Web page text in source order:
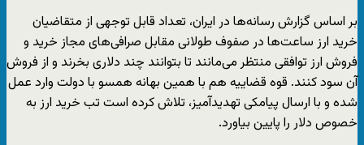
بر اساس گزارش رسانه‌ها در ایران، تعداد قابل توجهی از متقاضیان
خرید ارز ساعت‌ها در صفوف طولانی مقابل صرافی‌های مجاز خرید و
فروش ارز توافقی منتظر می‌مانند تا بتوانند چند دلاری بخرند و از فروش
آن سود کنند. قوه قضاییه هم با همین بهانه همسو با دولت وارد عمل
شده و با ارسال پیامکی تهدید‌آمیز، تلاش کرده است تب خرید ارز به
خصوص دلار را پایین بیاورد.